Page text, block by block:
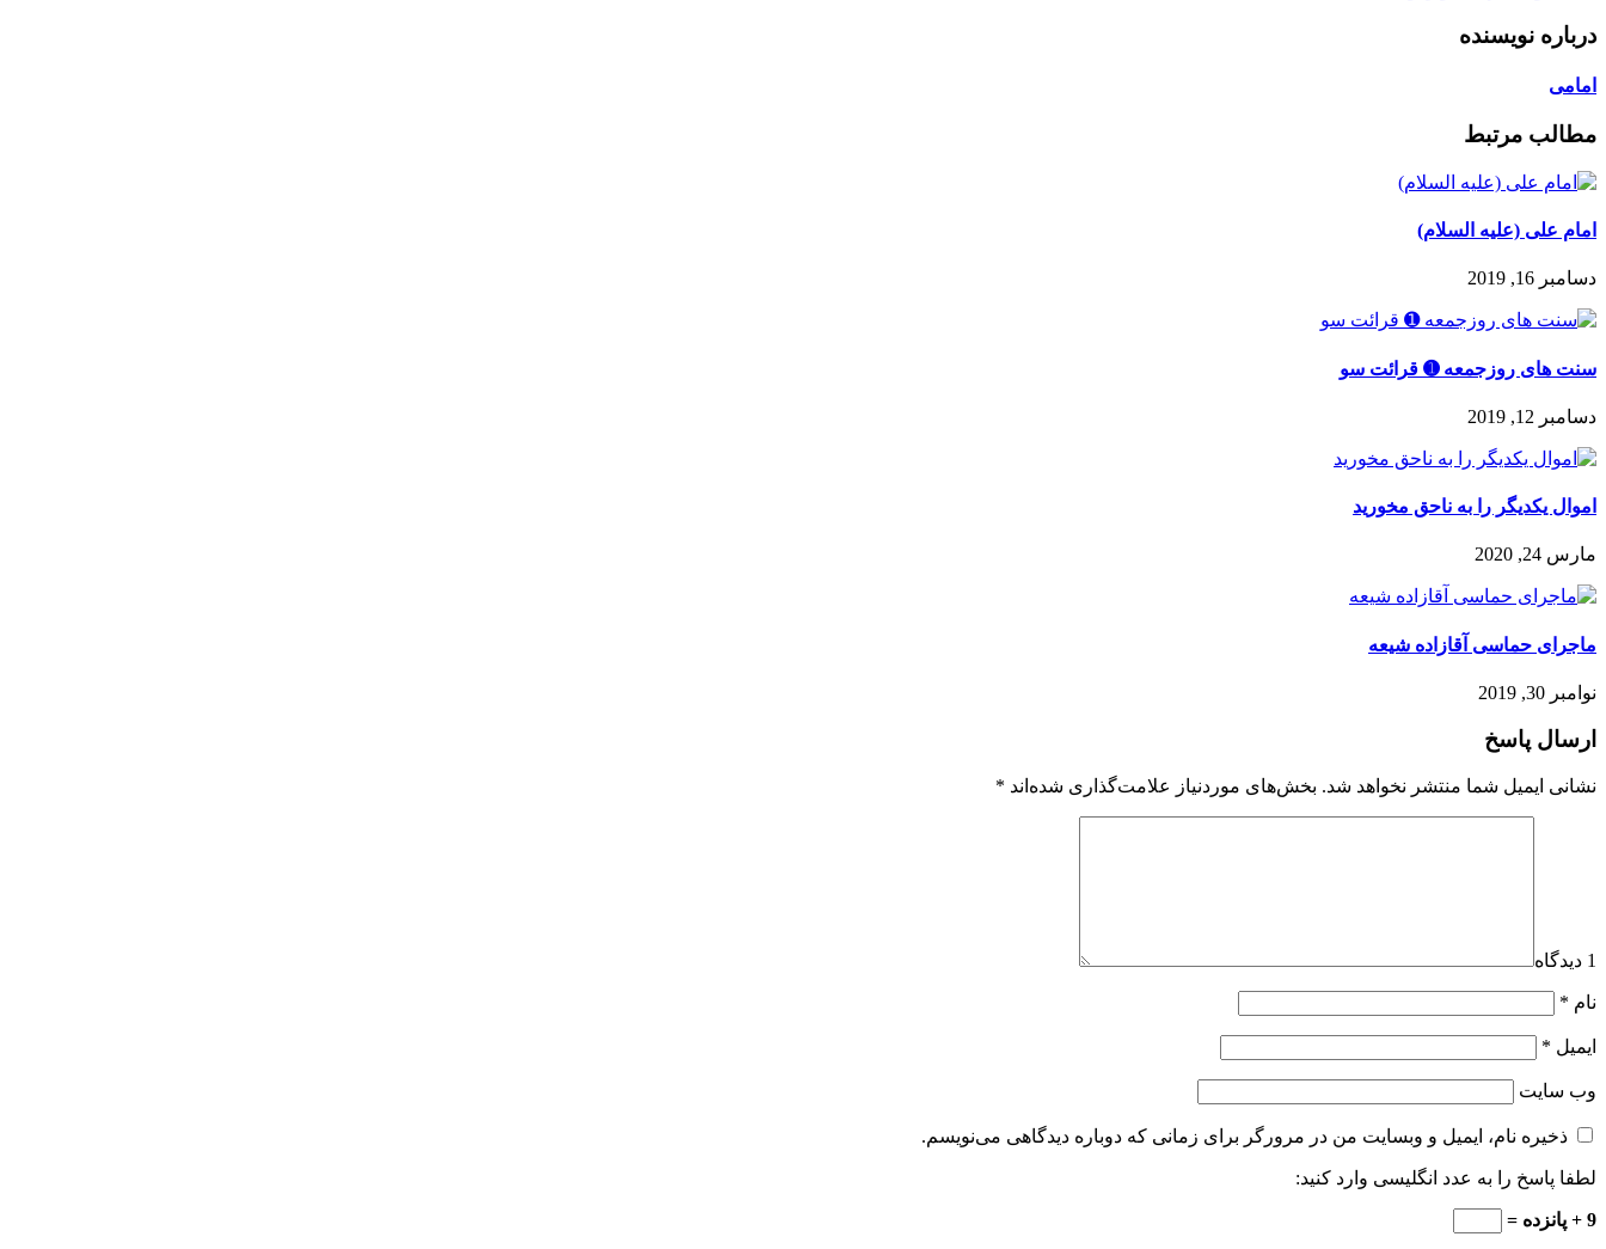
درباره نویسنده
امامی
مطالب مرتبط
امام على (علیه السلام)
دسامبر 16, 2019
سنت های روزجمعه ➊ قرائت سو
دسامبر 12, 2019
اموال یکدیگر را به ناحق مخورید
مارس 24, 2020
ماجرای حماسی آقازاده شیعه
نوامبر 30, 2019
ارسال پاسخ
نشانی ایمیل شما منتشر نخواهد شد. بخش‌های موردنیاز علامت‌گذاری شده‌اند *
1 دیدگاه
نام *
ایمیل *
وب‌ سایت
ذخیره نام، ایمیل و وبسایت من در مرورگر برای زمانی که دوباره دیدگاهی می‌نویسم.
لطفا پاسخ را به عدد انگلیسی وارد کنید:
9 + پانزده =